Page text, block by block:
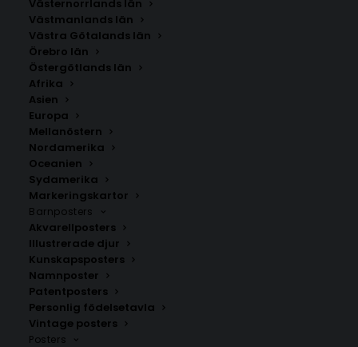
Västernorrlands län
Västmanlands län
Västra Götalands län
Örebro län
Östergötlands län
Afrika
Asien
Europa
Mellanöstern
Nordamerika
Oceanien
Sydamerika
Markeringskartor
Barnposters
Akvarellposters
Illustrerade djur
Kunskapsposters
Namnposter
Patentposters
Personlig födelsetavla
Vintage posters
Posters
Familjeposter – årtal
Fr. 159.00